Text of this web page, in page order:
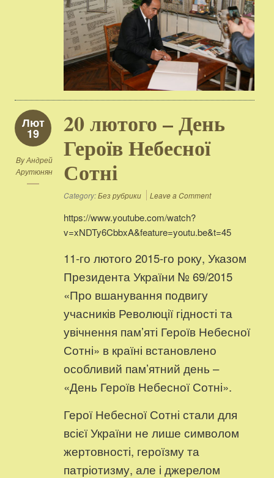
Лют
19
ByАндрей
Арутюнян
20 лютого – День
Героїв Небесної
Сотні
Category:Без рубрики Leave a Comment
https://www.youtube.com/watch?
v=xNDTy6CbbxA&feature=youtu.be&t=45
11-го лютого 2015-го року, Указом
Президента України № 69/2015
«Про вшанування подвигу
учасників Революції гідності та
увічнення пам’яті Героїв Небесної
Сотні» в країні встановлено
особливий пам’ятний день –
«День Героїв Небесної Сотні».
Герої Небесної Сотні стали для
всієї України не лише символом
жертовності, героїзму та
патріотизму, але і джерелом